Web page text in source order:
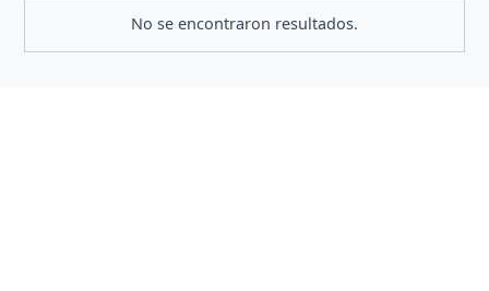
No se encontraron resultados.